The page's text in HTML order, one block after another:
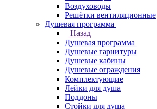
Воздуховоды
Решётки вентиляционные
Душевая программа
Назад
Душевая программа
Душевые гарнитуры
Душевые кабины
Душевые ограждения
Комплектующие
Лейки для душа
Поддоны
Стойки для душа